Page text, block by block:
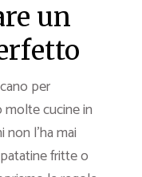
un
per
cucine in
l’ha mai
fritte o